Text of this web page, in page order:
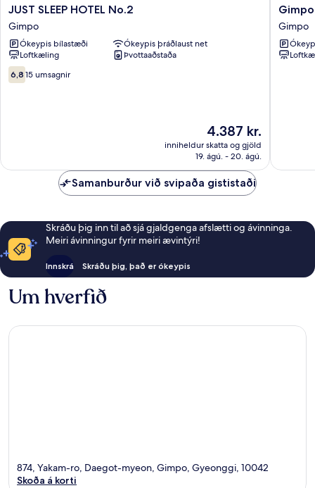
JUST
SLEEP
HOTEL
No.2
Gimpo
JUST SLEEP HOTEL No.2
Gimpo
Ókeypis bílastæði
Ókeypis þráðlaust net
Loftkæling
Þvottaaðstaða
6.8af
10,
6,8 15 umsagnir
Verðið
er
4.387 kr.
4.387 kr.
inniheldur skatta og gjöld
19. ágú. - 20. ágú.
Gimpo
Petite
Hotel
Gimpo
Gimpo
Samanburður við svipaða gististaði
Skráðu þig inn til að sjá gjaldgenga afslætti og ávinninga.
Meiri ávinningur fyrir meiri ævintýri!
Innskrá Skráðu þig, það er ókeypis
Um hverfið
874, Yakam-ro, Daegot-myeon, Gimpo, Gyeonggi, 10042
Skoða á korti